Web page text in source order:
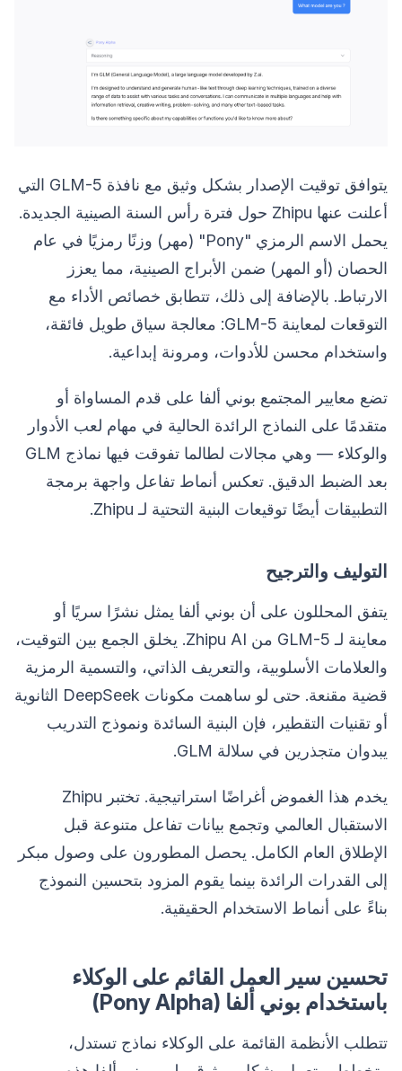
يتوافق توقيت الإصدار بشكل وثيق مع نافذة GLM-5 التي
أعلنت عنها Zhipu حول فترة رأس السنة الصينية الجديدة.
يحمل الاسم الرمزي "Pony" (مهر) وزنًا رمزيًا في عام
الحصان (أو المهر) ضمن الأبراج الصينية، مما يعزز
الارتباط. بالإضافة إلى ذلك، تتطابق خصائص الأداء مع
التوقعات لمعاينة GLM-5: معالجة سياق طويل فائقة،
واستخدام محسن للأدوات، ومرونة إبداعية.
تضع معايير المجتمع بوني ألفا على قدم المساواة أو
متقدمًا على النماذج الرائدة الحالية في مهام لعب الأدوار
والوكلاء — وهي مجالات لطالما تفوقت فيها نماذج GLM
بعد الضبط الدقيق. تعكس أنماط تفاعل واجهة برمجة
التطبيقات أيضًا توقيعات البنية التحتية لـ Zhipu.
التوليف والترجيح
يتفق المحللون على أن بوني ألفا يمثل نشرًا سريًا أو
معاينة لـ GLM-5 من Zhipu AI. يخلق الجمع بين التوقيت،
والعلامات الأسلوبية، والتعريف الذاتي، والتسمية الرمزية
قضية مقنعة. حتى لو ساهمت مكونات DeepSeek الثانوية
أو تقنيات التقطير، فإن البنية السائدة ونموذج التدريب
يبدوان متجذرين في سلالة GLM.
يخدم هذا الغموض أغراضًا استراتيجية. تختبر Zhipu
الاستقبال العالمي وتجمع بيانات تفاعل متنوعة قبل
الإطلاق العام الكامل. يحصل المطورون على وصول مبكر
إلى القدرات الرائدة بينما يقوم المزود بتحسين النموذج
بناءً على أنماط الاستخدام الحقيقية.
تحسين سير العمل القائم على الوكلاء
باستخدام بوني ألفا (Pony Alpha)
تتطلب الأنظمة القائمة على الوكلاء نماذج تستدل،